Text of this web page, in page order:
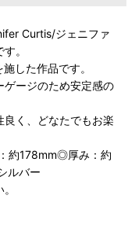
Curtis/ジェニファ
。
した作品です。
ゲージのため安定感の
く、どなたでもお楽
約178mm◎厚み：約
ルバー